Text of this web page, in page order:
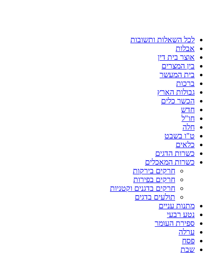
לכל השאלות ותשובות
אבלות
אוצר בית דין
בין המצרים
בית המעשר
ברכות
גבולות הארץ
הכשר כלים
חדש
חו"ל
חלה
ט"ו בשבט
כלאים
כשרות הדגים
כשרות המאכלים
חרקים בירקות
חרקים בפירות
חרקים בדגנים וקטניות
תולעים בדגים
מתנות עניים
נטע רבעי
ספירת העומר
ערלה
פסח
שבת